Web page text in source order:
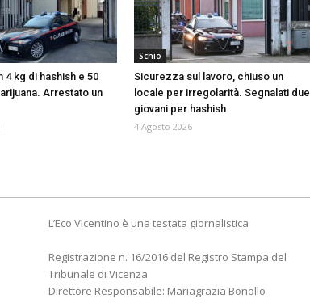
4 kg di hashish e 50
Arrestato un
Schio
Sicurezza sul lavoro, chiuso un
locale per irregolarità. Segnalati due
giovani per hashish
4 Agosto 2026
L’Eco Vicentino è una testata giornalistica
Registrazione n. 16/2016 del Registro Stampa del
Tribunale di Vicenza
Direttore Responsabile: Mariagrazia Bonollo